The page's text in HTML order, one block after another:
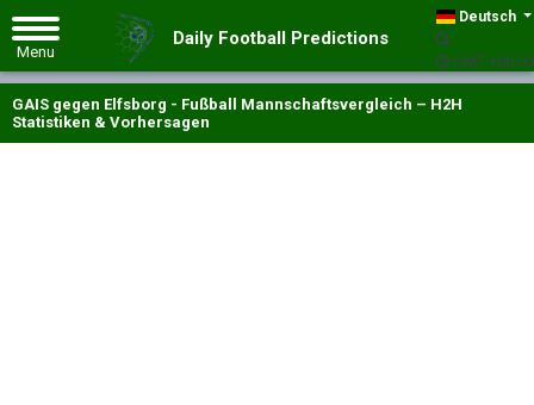
Deutsch
GMT +00:00
Daily Football Predictions
GAIS gegen Elfsborg - Fußball Mannschaftsvergleich – H2H
Statistiken & Vorhersagen